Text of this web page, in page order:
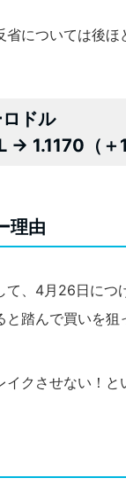
省については後ほ
ドル
→ 1.1170（＋
理由
て、4月26日につ
踏んで買いを狙
イクさせない！